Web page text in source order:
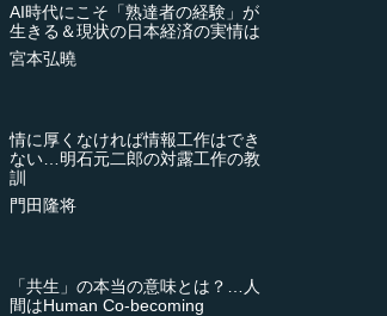
AI時代にこそ「熟達者の経験」が
生きる＆現状の日本経済の実情は
宮本弘曉
情に厚くなければ情報工作はでき
ない…明石元二郎の対露工作の教
訓
門田隆将
「共生」の本当の意味とは？…人
間はHuman Co-becoming